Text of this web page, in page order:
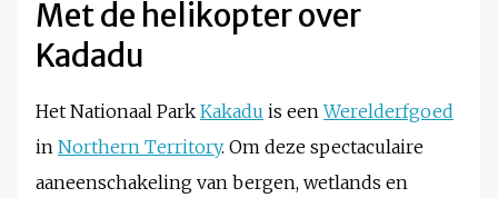
Met de helikopter over
Kadadu
Het Nationaal Park Kakadu is eenWerelderfgoed
in Northern Territory. Om deze spectaculaire
aaneenschakeling van bergen, wetlands en